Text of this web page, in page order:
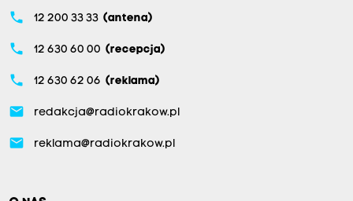
phone 12 200 33 33 (antena)
phone 12 630 60 00 (recepcja)
phone 12 630 62 06 (reklama)
email redakcja@radiokrakow.pl
email reklama@radiokrakow.pl